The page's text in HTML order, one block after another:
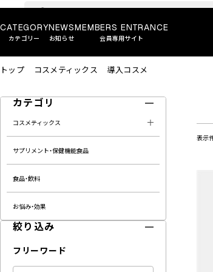
CATEGORY
カテゴリー
NEWS
お知らせ
MEMBERS ENTRANCE
会員専用サイト
トップ コスメティックス 導入コスメ
カテゴリ
コスメティックス
サプリメント・保健機能食品
食品・飲料
お悩み・効果
絞り込み
フリーワード
表示